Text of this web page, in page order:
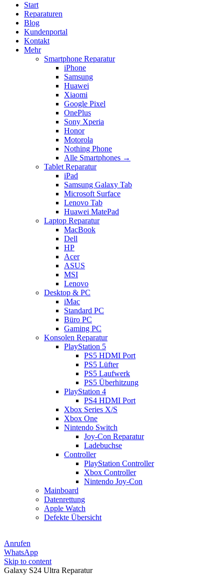
Start
Reparaturen
Blog
Kundenportal
Kontakt
Mehr
Smartphone Reparatur
iPhone
Samsung
Huawei
Xiaomi
Google Pixel
OnePlus
Sony Xperia
Honor
Motorola
Nothing Phone
Alle Smartphones →
Tablet Reparatur
iPad
Samsung Galaxy Tab
Microsoft Surface
Lenovo Tab
Huawei MatePad
Laptop Reparatur
MacBook
Dell
HP
Acer
ASUS
MSI
Lenovo
Desktop & PC
iMac
Standard PC
Büro PC
Gaming PC
Konsolen Reparatur
PlayStation 5
PS5 HDMI Port
PS5 Lüfter
PS5 Laufwerk
PS5 Überhitzung
PlayStation 4
PS4 HDMI Port
Xbox Series X/S
Xbox One
Nintendo Switch
Joy-Con Reparatur
Ladebuchse
Controller
PlayStation Controller
Xbox Controller
Nintendo Joy-Con
Mainboard
Datenrettung
Apple Watch
Defekte Übersicht
Anrufen
WhatsApp
Skip to content
Galaxy S24 Ultra Reparatur